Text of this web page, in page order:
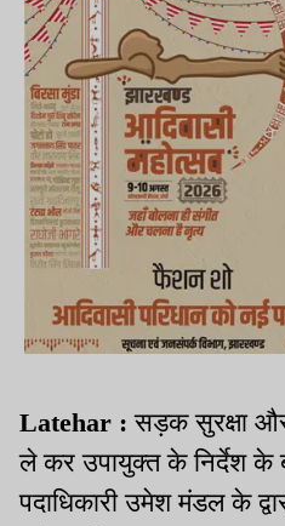
Latehar : सड़क सुरक्षा
ले कर उपायुक्‍त के निर्देश के
पदाधिकारी उमेश मंडल के